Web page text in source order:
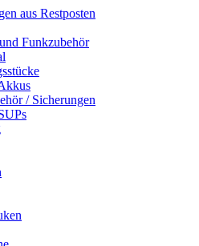
aus Restposten
Funkzubehör
/ Sicherungen